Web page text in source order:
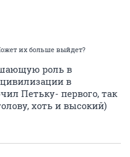
их больше выйдет?
роль в
в
Петьку- первого, так
хоть и высокий)